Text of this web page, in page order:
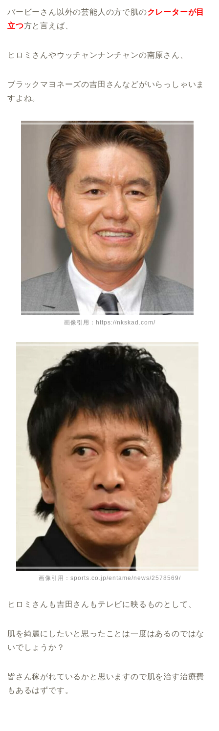
バービーさん以外の芸能人の方で肌のクレーターが目
立つ方と言えば、
ヒロミさんやウッチャンナンチャンの南原さん、
ブラックマヨネーズの吉田さんなどがいらっしゃいま
すよね。
画像引用：https://nkskad.com/
画像引用：sports.co.jp/entame/news/2578569/
ヒロミさんも吉田さんもテレビに映るものとして、
肌を綺麗にしたいと思ったことは一度はあるのではな
いでしょうか？
皆さん稼がれているかと思いますので肌を治す治療費
もあるはずです。